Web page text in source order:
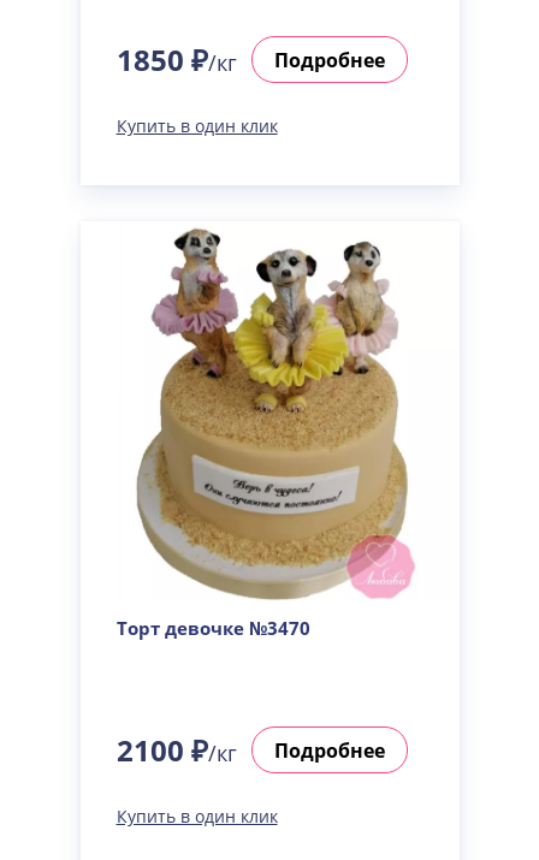
1850 ₽/кг Подробнее
Купить в один клик
Торт девочке №3470
2100 ₽/кг Подробнее
Купить в один клик